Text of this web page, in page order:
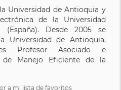
Universidad de Antioquia y
de la Universidad
(España). Desde 2005 se
Universidad de Antioquia,
Profesor Asociado e
Manejo Eficiente de la
a mi lista de favoritos